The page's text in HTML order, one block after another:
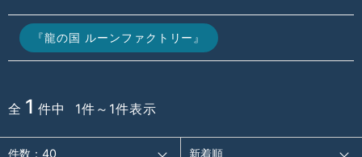
『龍の国 ルーンファクトリー』
全 1 件中 1件～1件表示